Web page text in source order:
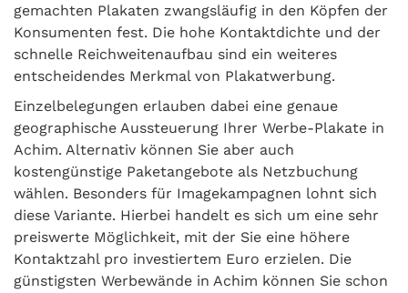
gemachten Plakaten zwangsläufig in den Köpfen der
Konsumenten fest. Die hohe Kontaktdichte und der
schnelle Reichweitenaufbau sind ein weiteres
entscheidendes Merkmal von Plakatwerbung.
Einzelbelegungen erlauben dabei eine genaue
geographische Aussteuerung Ihrer Werbe-Plakate in
Achim. Alternativ können Sie aber auch
kostengünstige Paketangebote als Netzbuchung
wählen. Besonders für Imagekampagnen lohnt sich
diese Variante. Hierbei handelt es sich um eine sehr
preiswerte Möglichkeit, mit der Sie eine höhere
Kontaktzahl pro investiertem Euro erzielen. Die
günstigsten Werbewände in Achim können Sie schon